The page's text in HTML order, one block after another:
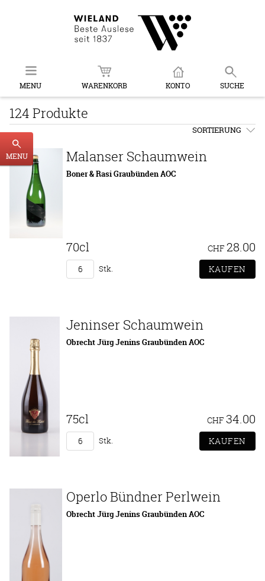
MENU WARENKORB KONTO SUCHE
MENU
124 Produkte
SORTIERUNG
Malanser Schaumwein
Boner & Rasi Graubünden AOC
70cl CHF 28.00
Stk.
Jeninser Schaumwein
Obrecht Jürg Jenins Graubünden AOC
75cl CHF 34.00
Stk.
Operlo Bündner Perlwein
Obrecht Jürg Jenins Graubünden AOC